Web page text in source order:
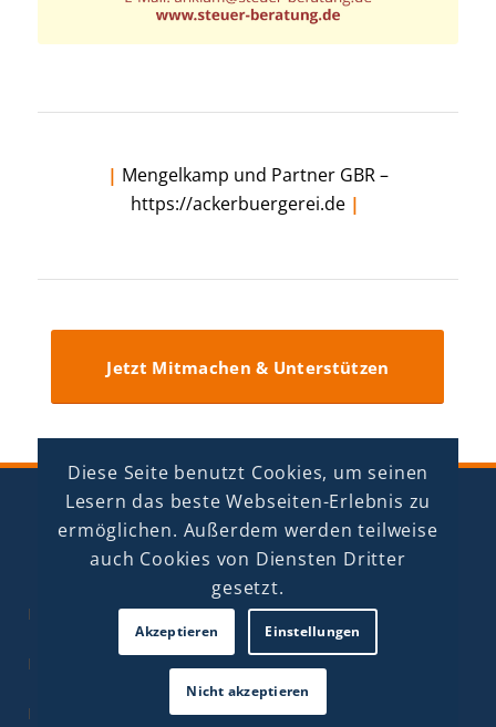
| Mengelkamp und Partner GBR –
https://ackerbuergerei.de |
Jetzt Mitmachen & Unterstützen
Stadt LassanMarkt 9, 17440 Lassan |
post(at)750JahreLassan.de
Impressum
Datenschutz
Newsletter abonnieren
Diese Seite benutzt Cookies, um seinen
Lesern das beste Webseiten-Erlebnis zu
ermöglichen. Außerdem werden teilweise
auch Cookies von Diensten Dritter
gesetzt.
Akzeptieren Einstellungen
Nicht akzeptieren